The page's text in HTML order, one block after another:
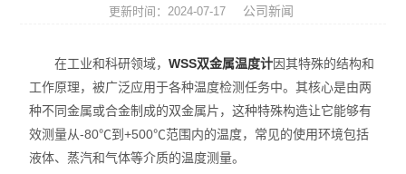
代理品牌
水质分析仪表
电气设备
更新时间：2024-07-17 公司新闻
在工业和科研领域，WSS双金属温度计因其特殊的结构和
工作原理，被广泛应用于各种温度检测任务中。其核心是由两
种不同金属或合金制成的双金属片，这种特殊构造让它能够有
效测量从-80℃到+500℃范围内的温度，常见的使用环境包括
液体、蒸汽和气体等介质的温度测量。